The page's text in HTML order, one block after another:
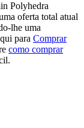
Polyhedra
oferta total atual
lhe uma
para Comprar
como comprar